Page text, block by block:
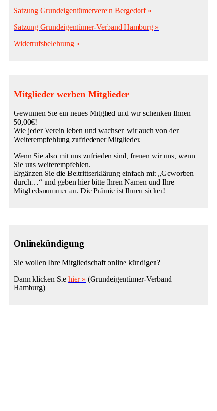
Satzung Grundeigentümerverein Bergedorf »
Satzung Grundeigentümer-Verband Hamburg »
Widerrufsbelehrung »
Mitglieder werben Mitglieder
Gewinnen Sie ein neues Mitglied und wir schenken Ihnen
50,00€!
Wie jeder Verein leben und wachsen wir auch von der
Weiterempfehlung zufriedener Mitglieder.
Wenn Sie also mit uns zufrieden sind, freuen wir uns, wenn
Sie uns weiterempfehlen.
Ergänzen Sie die Beitrittserklärung einfach mit „Geworben
durch…“ und geben hier bitte Ihren Namen und Ihre
Mitgliedsnummer an. Die Prämie ist Ihnen sicher!
Onlinekündigung
Sie wollen Ihre Mitgliedschaft online kündigen?
Dann klicken Sie hier » (Grundeigentümer-Verband
Hamburg)